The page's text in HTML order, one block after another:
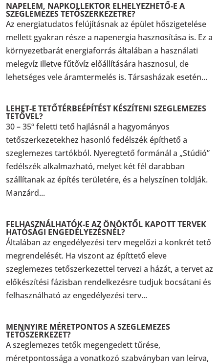
NAPELEM, NAPKOLLEKTOR ELHELYEZHETŐ-E A
SZEGLEMEZES TETŐSZERKEZETRE?
Az energiatudatos felújításnak az épület hőszigetelése
mellett gyakran része a napenergia hasznosítása is. Ez a
környezetbarát energiaforrás általában a használati
melegvíz illetve fűtővíz előállítására hasznosul, de
lehetséges vele áramtermelés is. Társasházak esetén...
LEHET-E TETŐTÉRBEÉPÍTÉST KÉSZÍTENI SZEGLEMEZES
TETŐVEL?
30 – 35º feletti tető hajlásnál a hagyományos
tetőszerkezetekhez hasonló fedélszék építhető a
szeglemezes tartókból. Nyeregtető formánál a „Stúdió”
fedélszék alkalmazható, melyet két fél darabban
szállítanak az építés területére, és a helyszínen toldják.
Manzárd...
FELHASZNÁLHATÓK-E AZ ÖNÖKTŐL KAPOTT TERVEK
HATÓSÁGI ENGEDÉLYEZÉSNÉL?
Általában az engedélyezési terv megelőzi a konkrét tető
megrendelését. Ha viszont az építtető eleve
szeglemezes tetőszerkezettel tervezi a házát, a tervet az
előkészítési fázisban rendelkezésre tudjuk bocsátani és
felhasználható az engedélyezési terv...
MENNYIRE MÉRETPONTOS A SZEGLEMEZES
TETŐSZERKEZET?
A szeglemezes tetők megengedett tűrése,
méretpontossága a vonatkozó szabványban van leírva,